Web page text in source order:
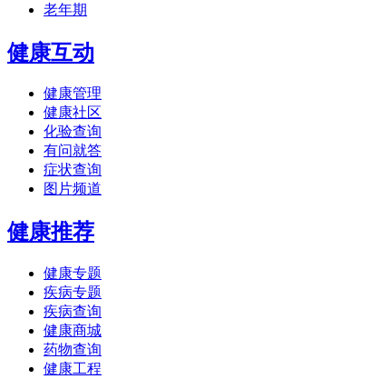
老年期
健康互动
健康管理
健康社区
化验查询
有问就答
症状查询
图片频道
健康推荐
健康专题
疾病专题
疾病查询
健康商城
药物查询
健康工程